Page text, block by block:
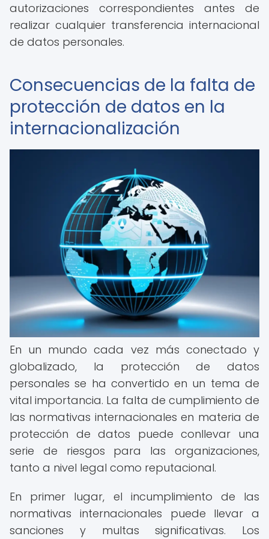
autorizaciones correspondientes antes de
realizar cualquier transferencia internacional
de datos personales.
Consecuencias de la falta de
protección de datos en la
internacionalización
En un mundo cada vez más conectado y
globalizado, la protección de datos
personales se ha convertido en un tema de
vital importancia. La falta de cumplimiento de
las normativas internacionales en materia de
protección de datos puede conllevar una
serie de riesgos para las organizaciones,
tanto a nivel legal como reputacional.
En primer lugar, el incumplimiento de las
normativas internacionales puede llevar a
sanciones y multas significativas. Los